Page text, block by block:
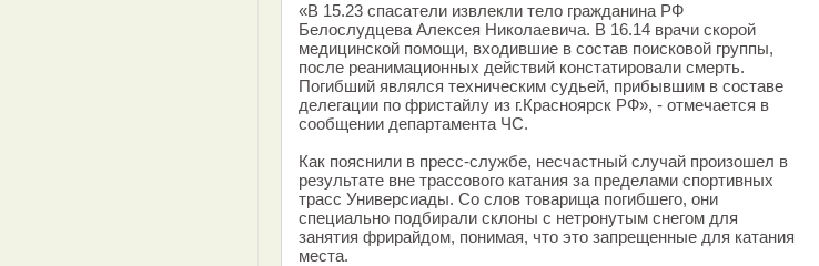
«В 15.23 спасатели извлекли тело гражданина РФ
Белослудцева Алексея Николаевича. В 16.14 врачи скорой
медицинской помощи, входившие в состав поисковой группы,
после реанимационных действий констатировали смерть.
Погибший являлся техническим судьей, прибывшим в составе
делегации по фристайлу из г.Красноярск РФ», - отмечается в
сообщении департамента ЧС.
Как пояснили в пресс-службе, несчастный случай произошел в
результате вне трассового катания за пределами спортивных
трасс Универсиады. Со слов товарища погибшего, они
специально подбирали склоны с нетронутым снегом для
занятия фрирайдом, понимая, что это запрещенные для катания
места.